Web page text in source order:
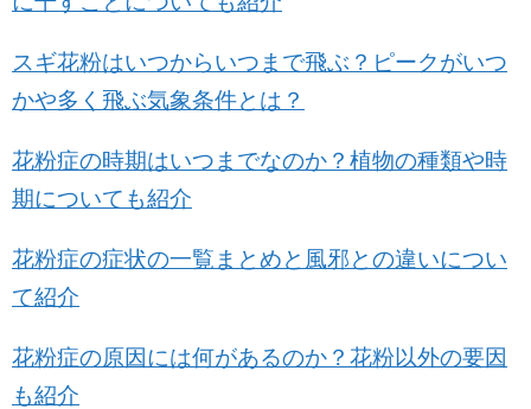
スギ花粉はいつからいつまで飛ぶ？ピークがいつ
かや多く飛ぶ気象条件とは？
花粉症の時期はいつまでなのか？植物の種類や時
期についても紹介
花粉症の症状の一覧まとめと風邪との違いについ
て紹介
花粉症の原因には何があるのか？花粉以外の要因
も紹介